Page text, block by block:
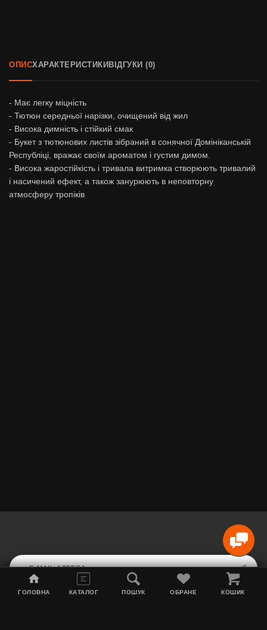
ОПИСХАРАКТЕРИСТИКИ ВІДГУКИ (0)
- Має легку міцність
- Тютюн середньої нарізки, очищений від жил
- Висока димність і стійкий смак
- Букет з тютюнових листів зібраний в сонячної Домініканській
Республіці, вражає своїм ароматом і густим димом.
- Висока жаростійкість і тривала витримка створюють тривалий
і насичений ефект, а також занурюють в неповторну
атмосферу тропіків
ГОЛОВНА КАТАЛОГ ПОШУК ОБРАНЕ КОШИК